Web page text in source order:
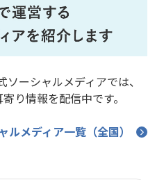
ーシャルメディアでは、
り情報を配信中です。
ルメディア一覧（全国）